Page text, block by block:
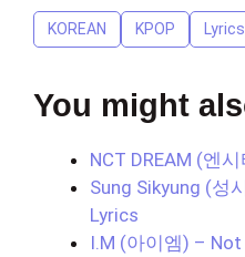
KOREAN KPOP Lyrics
You might
NCT DREAM (엔
Sung Sikyung (성
Lyrics
I.M (아이엠) –